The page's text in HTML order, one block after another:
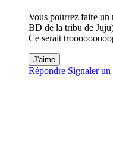
Vous pourrez faire un
BD de la tribu de
Ce serait
J'aime
Répondre Signaler un